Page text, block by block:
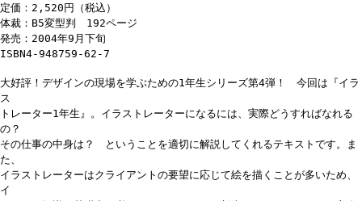
定価：2,520円（税込）
体裁：B5変型判 192ページ
発売：2004年9月下旬
ISBN4-948759-62-7
大好評！デザインの現場を学ぶための1年生シリーズ第4弾！ 今回は『イラ
ス
トレーター1年生』。イラストレーターになるには、実際どうすればなれる
の？
その仕事の中身は？ ということを適切に解説してくれるテキストです。ま
た、
イラストレーターはクライアントの要望に応じて絵を描くことが多いため、
イ